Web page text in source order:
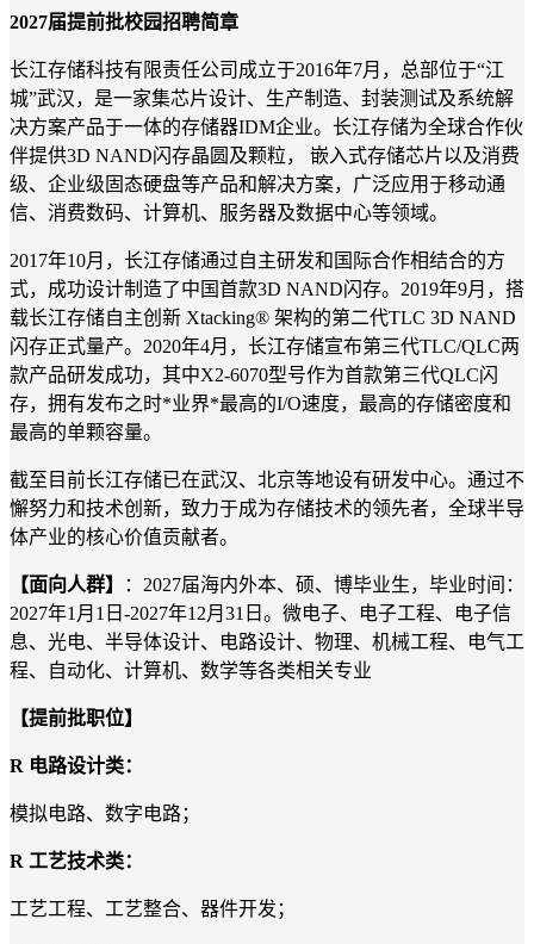
2027届提前批校园招聘简章
长江存储科技有限责任公司成立于2016年7月，总部位于“江
城”武汉，是一家集芯片设计、生产制造、封装测试及系统解
决方案产品于一体的存储器IDM企业。长江存储为全球合作伙
伴提供3D NAND闪存晶圆及颗粒， 嵌入式存储芯片以及消费
级、企业级固态硬盘等产品和解决方案，广泛应用于移动通
信、消费数码、计算机、服务器及数据中心等领域。
2017年10月，长江存储通过自主研发和国际合作相结合的方
式，成功设计制造了中国首款3D NAND闪存。2019年9月，搭
载长江存储自主创新 Xtacking® 架构的第二代TLC 3D NAND
闪存正式量产。2020年4月，长江存储宣布第三代TLC/QLC两
款产品研发成功，其中X2-6070型号作为首款第三代QLC闪
存，拥有发布之时*业界*最高的I/O速度，最高的存储密度和
最高的单颗容量。
截至目前长江存储已在武汉、北京等地设有研发中心。通过不
懈努力和技术创新，致力于成为存储技术的领先者，全球半导
体产业的核心价值贡献者。
【面向人群】
：2027届海内外本、硕、博毕业生，毕业时间：
2027年1月1日-2027年12月31日。微电子、电子工程、电子信
息、光电、半导体设计、电路设计、物理、机械工程、电气工
程、自动化、计算机、数学等各类相关专业
【提前批职位】
R 电路设计类：
模拟电路、数字电路；
R 工艺技术类：
工艺工程、工艺整合、器件开发；